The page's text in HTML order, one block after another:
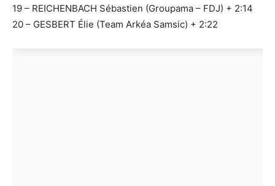
19 – REICHENBACH Sébastien (Groupama – FDJ) + 2:14
20 – GESBERT Élie (Team Arkéa Samsic) + 2:22